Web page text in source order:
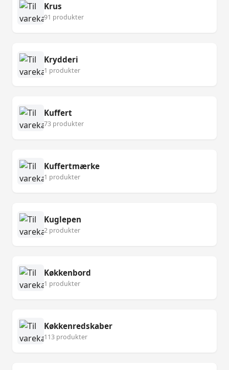
Krus
91 produkter
Krydderi
1 produkter
Kuffert
73 produkter
Kuffertmærke
1 produkter
Kuglepen
2 produkter
Køkkenbord
1 produkter
Køkkenredskaber
113 produkter